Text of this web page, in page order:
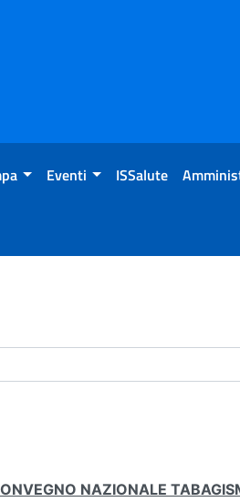
Eventi ISSalute
NAZIONALE